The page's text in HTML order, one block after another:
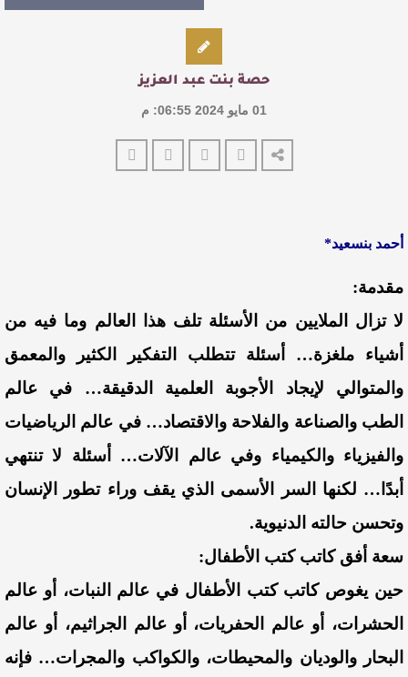
حصة بنت عبد العزيز
01 مايو 2024 06:55: م
أحمد بنسعيد*
مقدمة:
لا تزال الملايين من الأسئلة تلف هذا العالم وما فيه من
أشياء ملغزة… أسئلة تتطلب التفكير الكثير والمعمق
والمتوالي لإيجاد الأجوبة العلمية الدقيقة… في عالم
الطب والصناعة والفلاحة والاقتصاد… في عالم الرياضيات
والفيزياء والكيمياء وفي عالم الآلات… أسئلة لا تنتهي
أبدًا… لكنها السر الأسمى الذي يقف وراء تطور الإنسان
وتحسن حالته الدنيوية.
سعة أفق كاتب كتب الأطفال:
حين يغوص كاتب كتب الأطفال في عالم النبات، أو عالم
الحشرات، أو عالم الحفريات، أو عالم الجراثيم، أو عالم
البحار والوديان والمحيطات، والكواكب والمجرات… فإنه